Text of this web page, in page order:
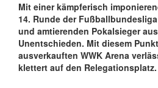
Mit einer kämpferisch
14. Runde der
und amtierenden Pokalsieger
Unentschieden. Mit diesem
ausverkauften WWK Arena
klettert auf den Relegationsplatz.